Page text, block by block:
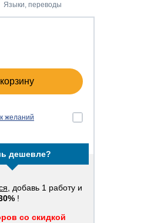
Языки, переводы
желаний
дешевле?
, добавь 1 работу и
!
со скидкой